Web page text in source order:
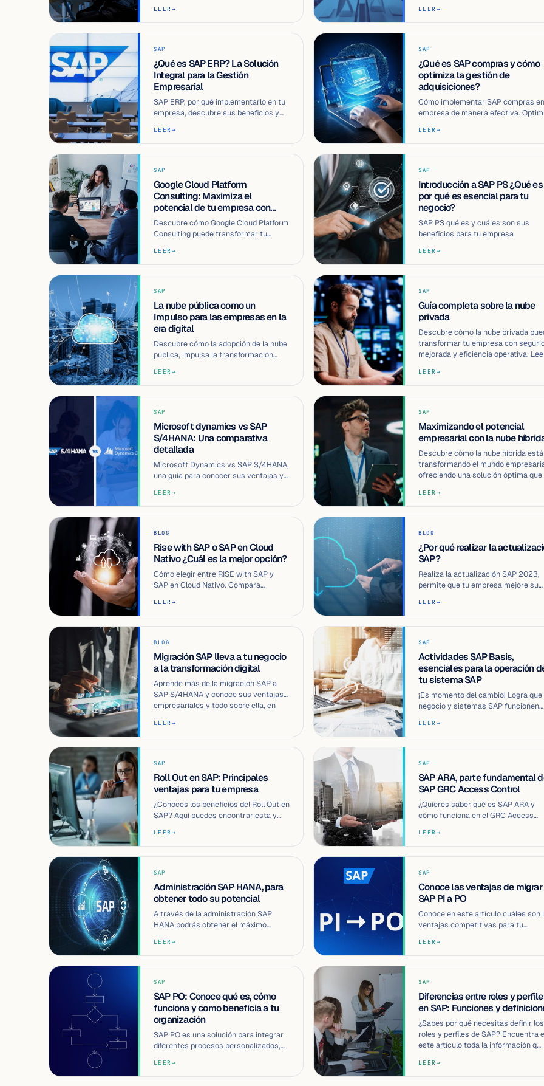
LEER →
y eleva…
LEER →
SAP
¿Qué es SAP ERP? La Solución
Integral para la Gestión
Empresarial
SAP ERP, por qué implementarlo en tu
empresa, descubre sus beneficios y
LEER →
SAP
¿Qué es SAP compras y cómo
optimiza la gestión de
adquisiciones?
Cómo implementar SAP compras
empresa de manera efectiva.
LEER →
SAP
Google Cloud Platform
Consulting: Maximiza el
potencial de tu empresa con
expertos certificados
Descubre cómo Google Cloud Platform
Consulting puede transformar tu
y al…
LEER →
SAP
Introducción a SAP PS ¿Qué
por qué es esencial para tu
negocio?
SAP PS qué es y cuáles son sus
beneficios para tu empresa
LEER →
SAP
La nube pública como un
Impulso para las empresas en la
era digital
Descubre cómo la adopción de la nube
pública, impulsa la transformación
LEER →
SAP
Guía completa sobre la nube
privada
Descubre cómo la nube privada
transformar tu empresa con
mejorada y eficiencia operativa.
LEER →
SAP
Microsoft dynamics vs SAP
S/4HANA: Una comparativa
detallada
Microsoft Dynamics vs SAP S/4HANA,
una guía para conocer sus ventajas y
LEER →
SAP
Maximizando el potencial
empresarial con la nube
Descubre cómo la nube híbrida está
transformando el mundo
ofreciendo una solución óptima que
LEER →
BLOG
Rise with SAP o SAP en Cloud
Nativo ¿Cuál es la mejor opción?
Cómo elegir entre RISE with SAP y
SAP en Cloud Nativo. Compara
clave pa…
LEER →
BLOG
¿Por qué realizar la
SAP?
Realiza la actualización SAP 2023,
permite que tu empresa mejore su
funcionalidades qu…
LEER →
BLOG
Migración SAP lleva a tu negocio
a la transformación digital
Aprende más de la migración SAP a
SAP S/4HANA y conoce sus ventajas
empresariales y todo sobre ella, en
LEER →
SAP
Actividades SAP Basis,
esenciales para la operación
tu sistema SAP
¡Es momento del cambio! Logra
negocio y sistemas SAP funcionen
actividades …
LEER →
SAP
Roll Out en SAP: Principales
ventajas para tu empresa
¿Conoces los beneficios del Roll Out en
SAP? Aquí puedes encontrar esta y
implemen…
LEER →
SAP
SAP ARA, parte fundamental
SAP GRC Access Control
¿Quieres saber qué es SAP ARA y
cómo funciona en el GRC Access
información que re…
LEER →
SAP
Administración SAP HANA, para
obtener todo su potencial
A través de la administración SAP
HANA podrás obtener el máximo
decimos qu…
LEER →
SAP
Conoce las ventajas de migrar
SAP PI a PO
Conoce en este artículo cuáles son
ventajas competitivas para tu
cómo…
LEER →
SAP
SAP PO: Conoce qué es, cómo
funciona y como beneficia a tu
organización
SAP PO es una solución para integrar
diferentes procesos personalizados,
que…
LEER →
SAP
Diferencias entre roles y
en SAP: Funciones y
¿Sabes por qué necesitas definir los
roles y perfiles de SAP? Encuentra
este artículo toda la información q…
LEER →